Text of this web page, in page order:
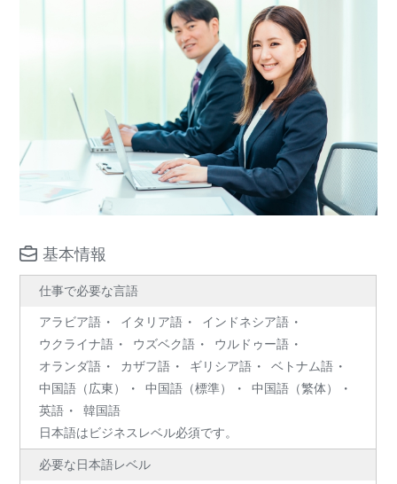
基本情報
仕事で必要な言語
アラビア語 イタリア語
インドネシア語
ウクライナ語
ウズベク語
ウルドゥー語
オランダ語
カザフ語 ギリシア語
ベトナム語
中国語（広東）
中国語（標準）
中国語（繁体）
英語
韓国語
日本語はビジネスレベル必須です。
必要な日本語レベル